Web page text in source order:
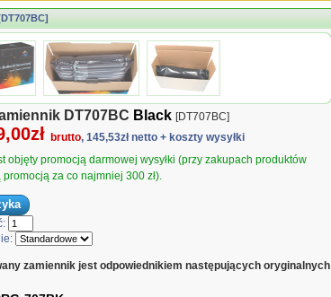
DT707BC Black [DT707BC]
brutto, 145,53zł netto + koszty wysyłki
objęty promocją darmowej wysyłki (przy zakupach produktów
promocją za co najmniej 300 zł).
zamiennik jest odpowiednikiem następujących oryginalnych